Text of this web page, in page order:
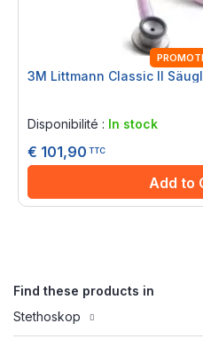
3M Littmann Classic II
Disponibilité : In stock
€ 101,90 TTC
Add to
Find these products in
Stethoskop